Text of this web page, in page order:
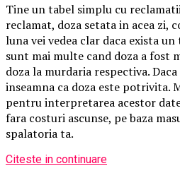
Tine un tabel simplu cu
reclamat, doza setata in acea zi,
luna vei vedea clar daca exista
sunt mai multe cand doza a fost
doza la murdaria respectiva.
inseamna ca doza este potrivita.
pentru interpretarea acestor
fara costuri ascunse, pe baza
spalatoria ta.
Citeste in continuare